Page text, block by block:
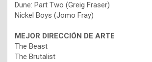
Dune: Part Two (Greig Fraser)
Nickel Boys (Jomo Fray)
MEJOR DIRECCIÓN DE ARTE
The Beast
The Brutalist